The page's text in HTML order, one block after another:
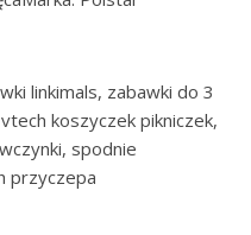
linkimals, zabawki do 3
koszyczek pikniczek,
spodnie
przyczepa